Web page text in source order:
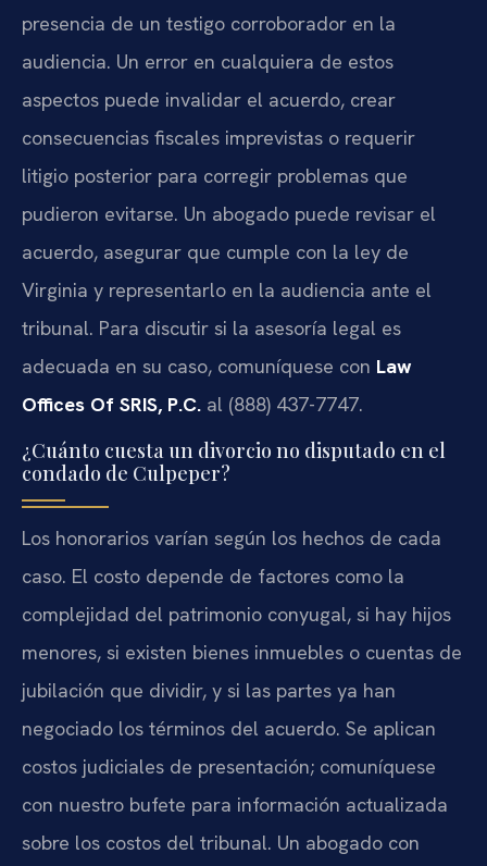
presencia de un testigo corroborador en la
audiencia. Un error en cualquiera de estos
aspectos puede invalidar el acuerdo, crear
consecuencias fiscales imprevistas o requerir
litigio posterior para corregir problemas que
pudieron evitarse. Un abogado puede revisar el
acuerdo, asegurar que cumple con la ley de
Virginia y representarlo en la audiencia ante el
tribunal. Para discutir si la asesoría legal es
adecuada en su caso, comuníquese con Law
Offices Of SRIS, P.C. al (888) 437-7747.
¿Cuánto cuesta un divorcio no disputado en el
condado de Culpeper?
Los honorarios varían según los hechos de cada
caso. El costo depende de factores como la
complejidad del patrimonio conyugal, si hay hijos
menores, si existen bienes inmuebles o cuentas de
jubilación que dividir, y si las partes ya han
negociado los términos del acuerdo. Se aplican
costos judiciales de presentación; comuníquese
con nuestro bufete para información actualizada
sobre los costos del tribunal. Un abogado con